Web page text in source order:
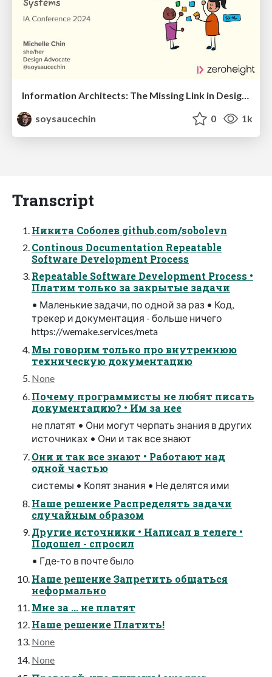
soysaucechin
0 1k
Transcript
Никита Соболев github.com/sobolevn
Continous Documentation Repeatable
Software Development Process
Repeatable Software Development Process •
Платим только за закрытые задачи
• Маленькие задачи, по одной за раз • Код,
трекер и документация - больше ничего
https://wemake.services/meta
Мы говорим только про внутреннюю
техническую документацию
None
Почему программисты не любят писать
документацию? • Им за нее
не платят • Они могут черпать знания в других
источниках • Они и так все знают
Они и так все знают • Работают над
одной частью
системы • Копят знания • Не делятся ими
Наше решение Распределять задачи
случайным образом
Другие источники • Написал в телеге •
Подошел - спросил
• Где-то в почте было
Наше решение Запретить общаться
неформально
Мне за ... не платят
Наше решение Платить!
None
None